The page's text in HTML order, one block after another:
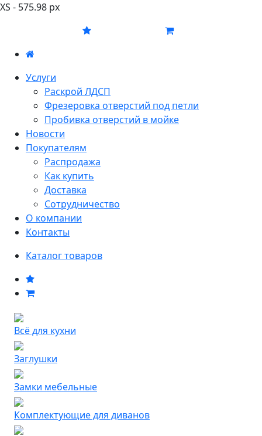
XS - 575.98 px
Услуги
Раскрой ЛДСП
Фрезеровка отверстий под петли
Пробивка отверстий в мойке
Новости
Покупателям
Распродажа
Как купить
Доставка
Сотрудничество
О компании
Контакты
Каталог товаров
Всё для кухни
Заглушки
Замки мебельные
Комплектующие для диванов